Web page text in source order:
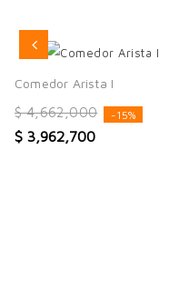
Comedor Arista I
$ 4,662,000
-15%
$ 3,962,700